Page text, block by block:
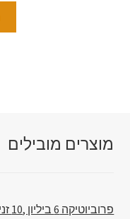
מוצרים מובילים
פרוביוטיקה 6 ביליון ,10 זנים שונים 60 כמוסות